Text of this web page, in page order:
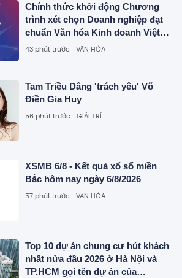
Chính thức khởi động Chương
trình xét chọn Doanh nghiệp đạt
chuẩn Văn hóa Kinh doanh Việt
Nam năm 2026
43 phút trước VĂN HÓA
Tam Triều Dâng 'trách yêu' Võ
Điền Gia Huy
56 phút trước GIẢI TRÍ
XSMB 6/8 - Kết quả xổ số miền
Bắc hôm nay ngày 6/8/2026
57 phút trước VĂN HÓA
Top 10 dự án chung cư hút khách
nhất nửa đầu 2026 ở Hà Nội và
TP.HCM gọi tên dự án của